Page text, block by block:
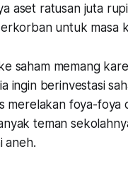
aset ratusan juta
untuk masa
saham memang
ingin berinvestasi
merelakan foya-foya
teman
aneh.